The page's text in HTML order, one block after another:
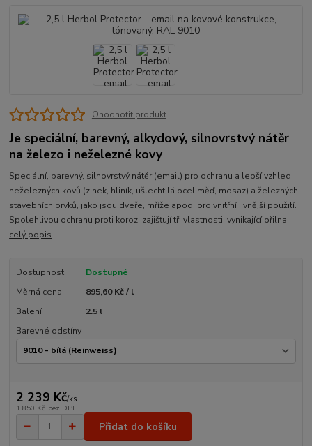
Ohodnotit produkt
Je speciální, barevný, alkydový, silnovrstvý nátěr
na železo i neželezné kovy
Speciální, barevný, silnovrstvý nátěr (email) pro ochranu a lepší vzhled
neželezných kovů (zinek, hliník, ušlechtilá ocel,měď, mosaz) a železných
stavebních prvků, jako jsou dveře, mříže apod. pro vnitřní i vnější použití.
Spolehlivou ochranu proti korozi zajišťují tři vlastnosti: vynikající přilna...
celý popis
Dostupnost
Dostupné
Měrná cena
895,60 Kč / l
Balení
2.5 l
Barevné odstíny
2 239 Kč/ks
1 850 Kč bez DPH
Přidat do košíku